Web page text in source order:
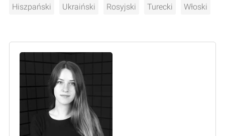
Hiszpański Ukraiński Rosyjski Turecki Włoski